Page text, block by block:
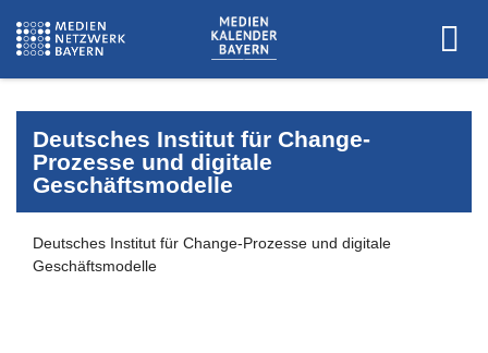
Deutsches Institut für Change-
Prozesse und digitale
Geschäftsmodelle
Deutsches Institut für Change-Prozesse und digitale
Geschäftsmodelle